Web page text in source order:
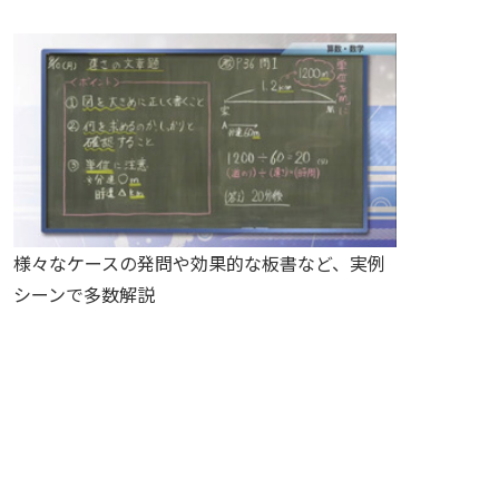
様々なケースの発問や効果的な板書など、実例
シーンで多数解説